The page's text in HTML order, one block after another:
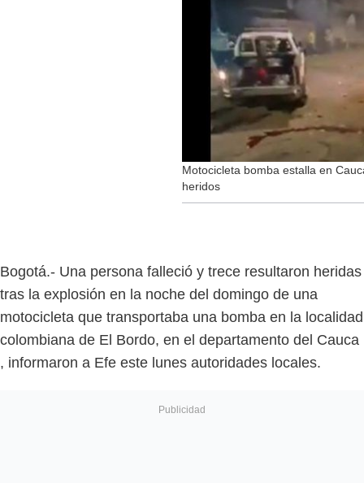
Motocicleta bomba estalla en
heridos
Bogotá.- Una persona falleció y trece resultaron heridas
tras la explosión en la noche del domingo de una
motocicleta que transportaba una bomba en la localidad
colombiana de El Bordo, en el departamento del Cauca
, informaron a Efe este lunes autoridades locales.